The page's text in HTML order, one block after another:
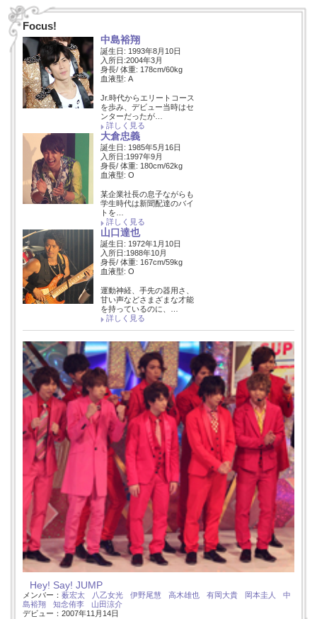
Focus!
中島裕翔
誕生日: 1993年8月10日
入所日:2004年3月
身長/ 体重: 178cm/60kg
血液型: A
Jr.時代からエリートコース
を歩み、デビュー当時はセ
ンターだったが…
詳しく見る
大倉忠義
誕生日: 1985年5月16日
入所日:1997年9月
身長/ 体重: 180cm/62kg
血液型: O
某企業社長の息子ながらも
学生時代は新聞配達のバイ
トを…
詳しく見る
山口達也
誕生日: 1972年1月10日
入所日:1988年10月
身長/ 体重: 167cm/59kg
血液型: O
運動神経、手先の器用さ、
甘い声などさまざまな才能
を持っているのに、…
詳しく見る
Hey! Say! JUMP
メンバー： 薮宏太 八乙女光 伊野尾慧 高木雄也 有岡大貴 岡本圭人
中
島裕翔
知念侑李
山田涼介
デビュー：2007年11月14日